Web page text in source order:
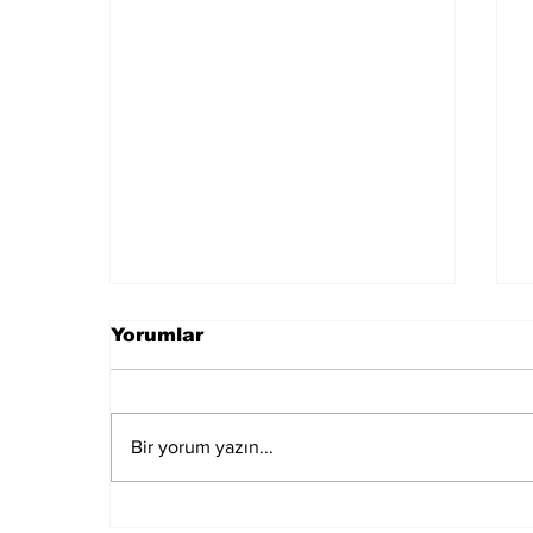
Yorumlar
Bir yorum yazın...